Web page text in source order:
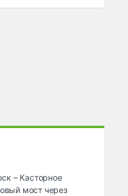
– Касторное
мост через